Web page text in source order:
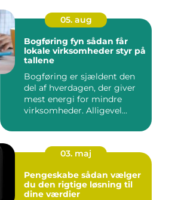
05. aug
Bogføring fyn sådan får
lokale virksomheder styr på
tallene
Bogføring er sjældent den
del af hverdagen, der giver
mest energi for mindre
virksomheder. Alligevel...
03. maj
Pengeskabe sådan vælger
du den rigtige løsning til
dine værdier